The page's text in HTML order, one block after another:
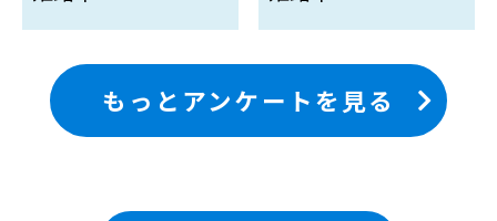
もっとアンケートを見る